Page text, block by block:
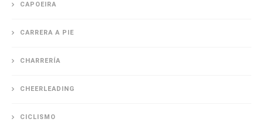
CAPOEIRA
CARRERA A PIE
CHARRERÍA
CHEERLEADING
CICLISMO